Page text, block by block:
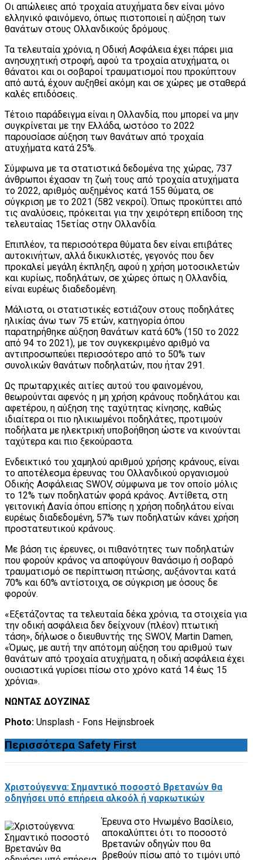
Οι απώλειες από τροχαία ατυχήματα δεν είναι μόνο
ελληνικό φαινόμενο, όπως πιστοποιεί η αύξηση των
θανάτων στους Ολλανδικούς δρόμους.
Τα τελευταία χρόνια, η Οδική Ασφάλεια έχει πάρει μια
ανησυχητική στροφή, αφού τα τροχαία ατυχήματα, οι
θάνατοι και οι σοβαροί τραυματισμοί που προκύπτουν
από αυτά, έχουν αυξηθεί ακόμη και σε χώρες με σταθερά
καλές επιδόσεις.
Τέτοιο παράδειγμα είναι η Ολλανδία, που μπορεί να μην
συγκρίνεται με την Ελλάδα, ωστόσο το 2022
παρουσίασε αύξηση των θανάτων από τροχαία
ατυχήματα κατά 25%.
Σύμφωνα με τα στατιστικά δεδομένα της χώρας, 737
άνθρωποι έχασαν τη ζωή τους από τροχαία ατυχήματα
το 2022, αριθμός αυξημένος κατά 155 θύματα, σε
σύγκριση με το 2021 (582 νεκροί). Όπως προκύπτει από
τις αναλύσεις, πρόκειται για την χειρότερη επίδοση της
τελευταίας 15ετίας στην Ολλανδία.
Επιπλέον, τα περισσότερα θύματα δεν είναι επιβάτες
αυτοκινήτων, αλλά δικυκλιστές, γεγονός που δεν
προκαλεί μεγάλη έκπληξη, αφού η χρήση μοτοσικλετών
και κυρίως, ποδηλάτων, σε χώρες όπως η Ολλανδία,
είναι ευρέως διαδεδομένη.
Μάλιστα, οι στατιστικές εστιάζουν στους ποδηλάτες
ηλικίας άνω των 75 ετών, κατηγορία όπου
παρατηρήθηκε αύξηση θανάτων κατά 60% (150 το 2022
από 94 το 2021), με τον συγκεκριμένο αριθμό να
αντιπροσωπεύει περισσότερο από το 50% των
συνολικών θανάτων ποδηλατών, που ήταν 291.
Ως πρωταρχικές αιτίες αυτού του φαινομένου,
θεωρούνται αφενός η μη χρήση κράνους ποδηλάτου και
αφετέρου, η αύξηση της ταχύτητας κίνησης, καθώς
ιδιαίτερα οι πιο ηλικιωμένοι ποδηλάτες, προτιμούν
ποδήλατα με ηλεκτρική υποβοήθηση ώστε να κινούνται
ταχύτερα και πιο ξεκούραστα.
Ενδεικτικό του χαμηλού αριθμού χρήσης κράνους, είναι
το αποτέλεσμα έρευνας του Ολλανδικού οργανισμού
Οδικής Ασφάλειας SWOV, σύμφωνα με τον οποίο μόλις
το 12% των ποδηλατών φορά κράνος. Αντίθετα, στη
γειτονική Δανία όπου επίσης η χρήση ποδηλάτου είναι
ευρέως διαδεδομένη, 57% των ποδηλατών κάνει χρήση
προστατευτικού κράνους.
Με βάση τις έρευνες, οι πιθανότητες των ποδηλατών
που φορούν κράνος να αποφύγουν θανάσιμο ή σοβαρό
τραυματισμό σε περίπτωση πτώσης, αυξάνονται κατά
70% και 60% αντίστοιχα, σε σύγκριση με όσους δε
φορούν.
«Εξετάζοντας τα τελευταία δέκα χρόνια, τα στοιχεία για
την οδική ασφάλεια δεν δείχνουν (πλέον) πτωτική
τάση», δήλωσε ο διευθυντής της SWOV, Martin Damen,
«Όμως, με αυτή την απότομη αύξηση του αριθμού των
θανάτων από τροχαία ατυχήματα, η οδική ασφάλεια έχει
ουσιαστικά γυρίσει πίσω στο χρόνο κατά 14 έως 15
χρόνια».
ΝΩΝΤΑΣ ΔΟΥΖΙΝΑΣ
Photo: Unsplash - Fons Heijnsbroek
Περισσότερα Safety First
Χριστούγεννα: Σημαντικό ποσοστό Βρετανών θα
οδηγήσει υπό επήρεια αλκοόλ ή ναρκωτικών
Έρευνα στο Ηνωμένο Βασίλειο,
αποκαλύπτει ότι το ποσοστό
Βρετανών οδηγών που θα
βρεθούν πίσω από το τιμόνι υπό